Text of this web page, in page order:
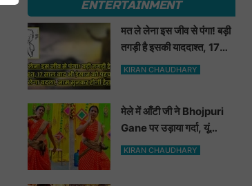
ENTERTAINMENT
मत ले लेना इस जीव से पंगा! बड़ी
तगड़ी है इसकी याददाश्त, 17
साल बाद भी इंसान को पहचानकर
KIRAN CHAUDHARY
मेले में आँटी जी ने Bhojpuri
Gane पर उड़ाया गर्दा, यूं
मटकाई कमर देख भोजपुरी
KIRAN CHAUDHARY